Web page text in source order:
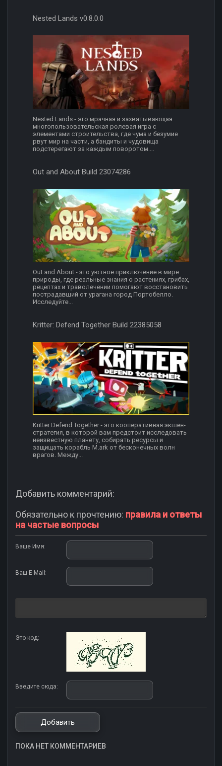
Nested Lands v0.8.0.0
Nested Lands - это мрачная и захватывающая
многопользовательская ролевая игра с
элементами строительства, где чума и безумие
рвут мир на части, а бандиты и чудовища
подстерегают за каждым поворотом....
Out and About Build 23074286
Out and About - это уютное приключение в мире
природы, где реальные знания о растениях, грибах,
рецептах и траволечении помогают восстановить
пострадавший от урагана город Портобелло.
Исследуйте...
Kritter: Defend Together Build 22385058
Kritter Defend Together - это кооперативная экшен-
стратегия, в которой вам предстоит исследовать
неизвестную планету, собирать ресурсы и
защищать корабль M.ark от бесконечных волн
врагов. Между...
Добавить комментарий:
Обязательно к прочтению: правила и ответы
на частые вопросы
Ваше Имя:
Ваш E-Mail:
Это код:
Введите сюда:
ПОКА НЕТ КОММЕНТАРИЕВ